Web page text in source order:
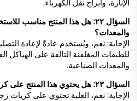
الإنارة، وأبراج نقل الكهرباء.
السؤال ٢٢: هل هذا المنتج مناسب
والمعدات؟
الإجابة: نعم، ويُستخدم عادةً لإعادة
للطبقات المغلفنة التالفة على الهياكل
والمعدات الصناعية.
السؤال ٢٣: هل يحتوي هذا المنتج على كريات زجاجية للخلط؟
الإجابة: نعم، العلبة تحتوي على